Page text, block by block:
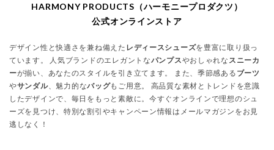
HARMONY PRODUCTS（ハーモニープロダクツ）
公式オンラインストア
デザイン性と快適さを兼ね備えた レディースシューズを豊富に取り扱っ
ています。 人気ブランドのエレガントなパンプスやおしゃれな スニーカ
ーが揃い、あなたのスタイルを引き立てます。 また、季節感ある ブーツ
やサンダル、魅力的なバッグもご用意。 高品質な素材とトレンドを意識
したデザインで、毎日をもっと素敵に。今すぐオンラインで理想のシュ
ーズを見つけ、特別な割引やキャンペーン情報はメールマガジンをお見
逃しなく！